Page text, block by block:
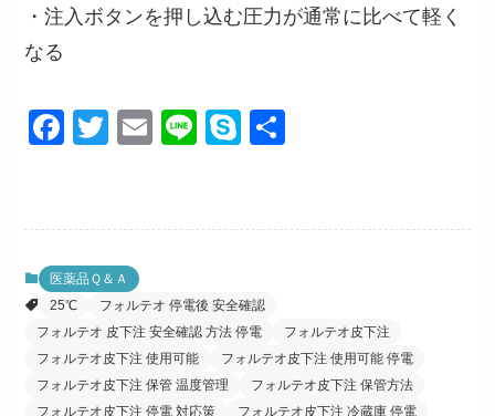
・注入ボタンを押し込む圧力が通常に比べて軽く
なる
F
e
b
o
o
k
T
er
E
Li
S
e
医薬品Ｑ＆Ａ
25℃
フォルテオ 停電後 安全確認
フォルテオ 皮下注 安全確認 方法 停電
フォルテオ皮下注
フォルテオ皮下注 使用可能
フォルテオ皮下注 使用可能 停電
フォルテオ皮下注 保管 温度管理
フォルテオ皮下注 保管方法
フォルテオ皮下注 停電 対応策
フォルテオ皮下注 冷蔵庫 停電